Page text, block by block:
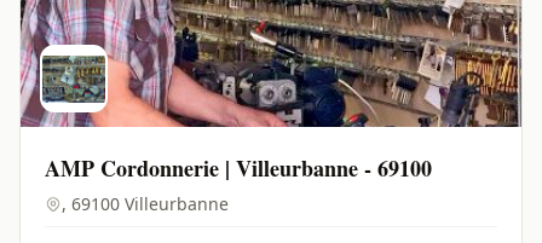
AMP Cordonnerie | Villeurbanne - 69100
, 69100 Villeurbanne